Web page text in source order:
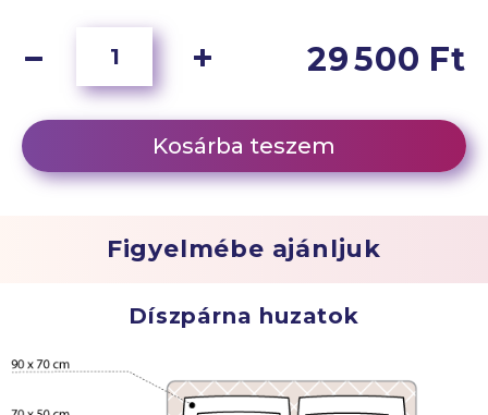
29 500 Ft
Kosárba teszem
Figyelmébe ajánljuk
Díszpárna huzatok